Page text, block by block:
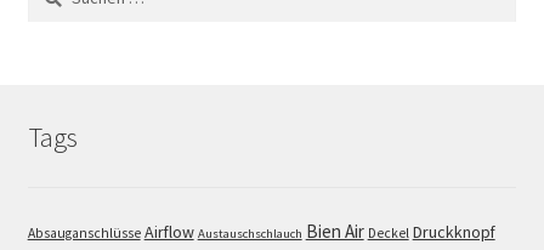
nach:
Tags
Absauganschlüsse Airflow Austauschschlauch Bien Air Deckel Druckknopf